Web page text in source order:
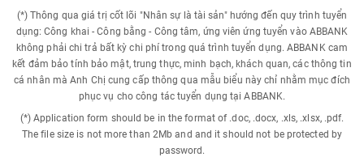
(*) Thông qua giá trị cốt lõi "Nhân sự là tài sản" hướng đến quy trình tuyển
dụng: Công khai - Công bằng - Công tâm, ứng viên ứng tuyển vào ABBANK
không phải chi trả bất kỳ chi phí trong quá trình tuyển dụng. ABBANK cam
kết đảm bảo tính bảo mật, trung thực, minh bạch, khách quan, các thông tin
cá nhân mà Anh Chị cung cấp thông qua mẫu biểu này chỉ nhằm mục đích
phục vụ cho công tác tuyển dụng tại ABBANK.
(*) Application form should be in the format of .doc, .docx, .xls, .xlsx, .pdf.
The file size is not more than 2Mb and and it should not be protected by
password.